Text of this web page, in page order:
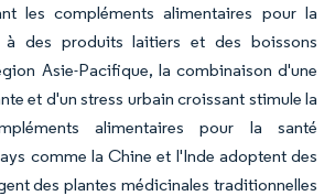
les compléments alimentaires pour la
à des produits laitiers et des boissons
Asie-Pacifique, la combinaison d'une
et d'un stress urbain croissant stimule la
alimentaires pour la santé
comme la Chine et l'Inde adoptent des
des plantes médicinales traditionnelles